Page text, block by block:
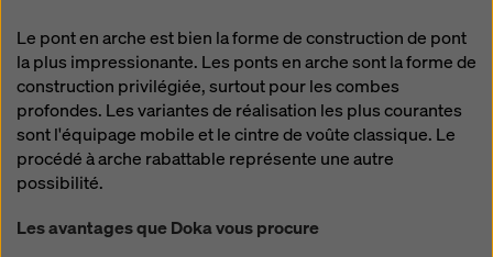
Le pont en arche est bien la forme de construction de pont
la plus impressionante. Les ponts en arche sont la forme de
construction privilégiée, surtout pour les combes
profondes. Les variantes de réalisation les plus courantes
sont l'équipage mobile et le cintre de voûte classique. Le
procédé à arche rabattable représente une autre
possibilité.
Les avantages que Doka vous procure